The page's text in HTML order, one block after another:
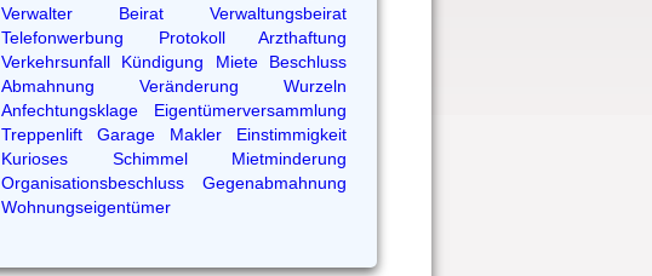
Verwalter
Beirat
Verwaltungsbeirat
Telefonwerbung
Protokoll
Arzthaftung
Verkehrsunfall
Kündigung Miete
Beschluss
Abmahnung
Veränderung
Wurzeln
Anfechtungsklage
Eigentümerversammlung
Treppenlift
Garage Makler
Einstimmigkeit
Kurioses
Schimmel
Mietminderung
Organisationsbeschluss
Gegenabmahnung
Wohnungseigentümer